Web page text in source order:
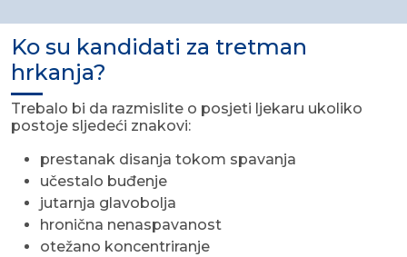
Ko su kandidati za tretman
hrkanja?
Trebalo bi da razmislite o posjeti ljekaru ukoliko
postoje sljedeći znakovi:
prestanak disanja tokom spavanja
učestalo buđenje
jutarnja glavobolja
hronična nenaspavanost
otežano koncentriranje